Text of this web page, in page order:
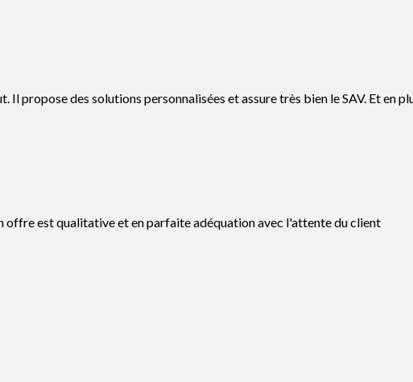
propose des solutions personnalisées et assure très bien le SAV. Et en
offre est qualitative et en parfaite adéquation avec l'attente du client